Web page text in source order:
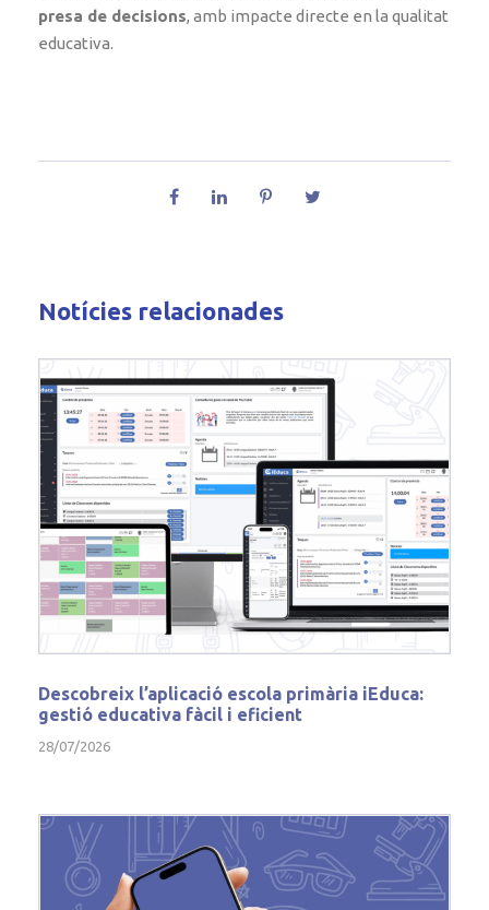
presa de decisions, amb impacte directe en la qualitat
educativa.
Notícies relacionades
Descobreix l’aplicació escola primària iEduca:
gestió educativa fàcil i eficient
28/07/2026